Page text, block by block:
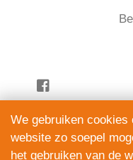
Vandaag
We gebruiken cookies
website zo soepel
het gebruiken van de